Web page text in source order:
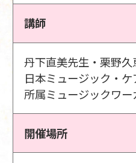
講師
丹下直美先生・栗野久
日本ミュージック・
所属ミュージックワー
開催場所